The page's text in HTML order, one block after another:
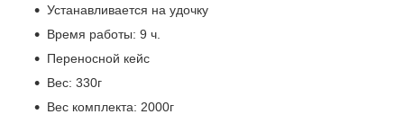
Устанавливается на удочку
Время работы: 9 ч.
Переносной кейс
Вес: 330г
Вес комплекта: 2000г